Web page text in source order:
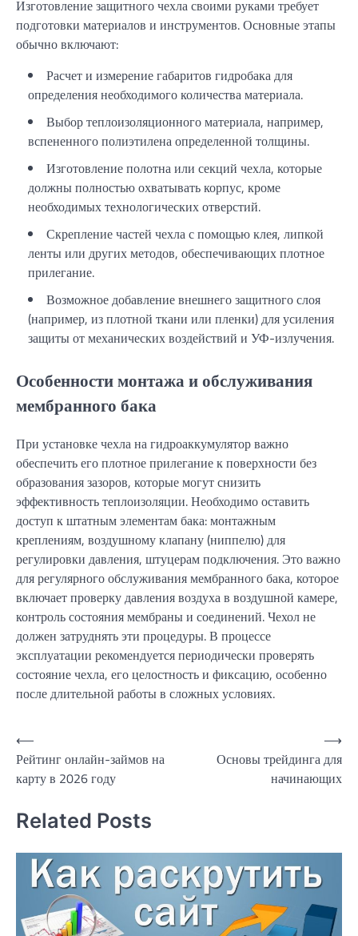
Изготовление защитного чехла своими руками требует
подготовки материалов и инструментов. Основные этапы
обычно включают:
Расчет и измерение габаритов гидробака для
определения необходимого количества материала.
Выбор теплоизоляционного материала, например,
вспененного полиэтилена определенной толщины.
Изготовление полотна или секций чехла, которые
должны полностью охватывать корпус, кроме
необходимых технологических отверстий.
Скрепление частей чехла с помощью клея, липкой
ленты или других методов, обеспечивающих плотное
прилегание.
Возможное добавление внешнего защитного слоя
(например, из плотной ткани или пленки) для усиления
защиты от механических воздействий и УФ-излучения.
Особенности монтажа и обслуживания
мембранного бака
При установке чехла на гидроаккумулятор важно
обеспечить его плотное прилегание к поверхности без
образования зазоров, которые могут снизить
эффективность теплоизоляции. Необходимо оставить
доступ к штатным элементам бака: монтажным
креплениям, воздушному клапану (ниппелю) для
регулировки давления, штуцерам подключения. Это важно
для регулярного обслуживания мембранного бака, которое
включает проверку давления воздуха в воздушной камере,
контроль состояния мембраны и соединений. Чехол не
должен затруднять эти процедуры. В процессе
эксплуатации рекомендуется периодически проверять
состояние чехла, его целостность и фиксацию, особенно
после длительной работы в сложных условиях.
Навигация
по
записям
⟵
Рейтинг онлайн-займов на
карту в 2026 году
Основы трейдинга для
начинающих
⟶
Related Posts